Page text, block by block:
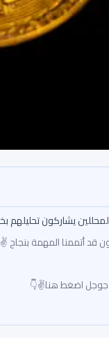
قد أتممنا المهمة بنجاح ✌
جوجل اضغط هنا✌👇